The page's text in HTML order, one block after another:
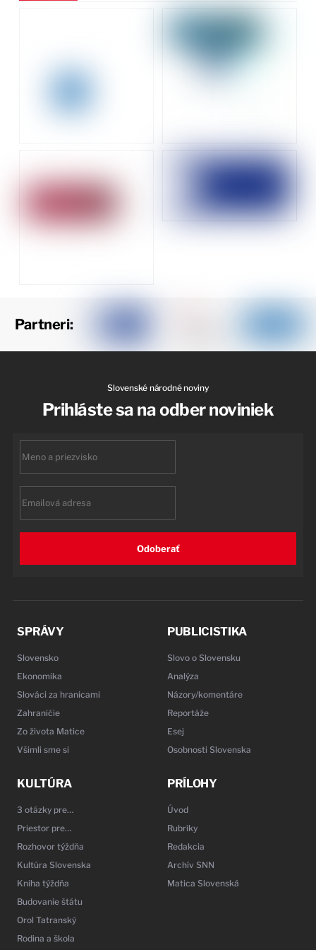
Partneri:
Slovenské národné noviny
Prihláste sa na odber noviniek
Odoberať
SPRÁVY
Slovensko
Ekonomika
Slováci za hranicami
Zahraničie
Zo života Matice
Všimli sme si
PUBLICISTIKA
Slovo o Slovensku
Analýza
Názory/komentáre
Reportáže
Esej
Osobnosti Slovenska
KULTÚRA
3 otázky pre…
Priestor pre…
Rozhovor týždňa
Kultúra Slovenska
Kniha týždňa
Budovanie štátu
Orol Tatranský
Rodina a škola
PRÍLOHY
Úvod
Rubriky
Redakcia
Archív SNN
Matica Slovenská